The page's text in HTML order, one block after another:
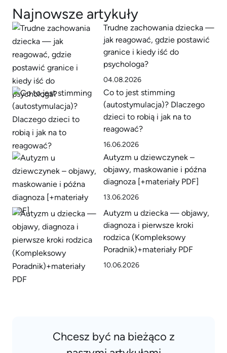
Najnowsze artykuły
Trudne zachowania dziecka —
jak reagować, gdzie postawić
granice i kiedy iść do
psychologa?
04.08.2026
Co to jest stimming
(autostymulacja)? Dlaczego
dzieci to robią i jak na to
reagować?
16.06.2026
Autyzm u dziewczynek –
objawy, maskowanie i późna
diagnoza [+materiały PDF]
13.06.2026
Autyzm u dziecka — objawy,
diagnoza i pierwsze kroki
rodzica (Kompleksowy
Poradnik)+materiały PDF
10.06.2026
Chcesz być na bieżąco z